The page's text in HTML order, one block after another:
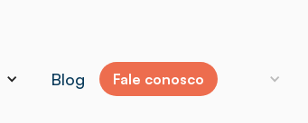
Blog Fale conosco